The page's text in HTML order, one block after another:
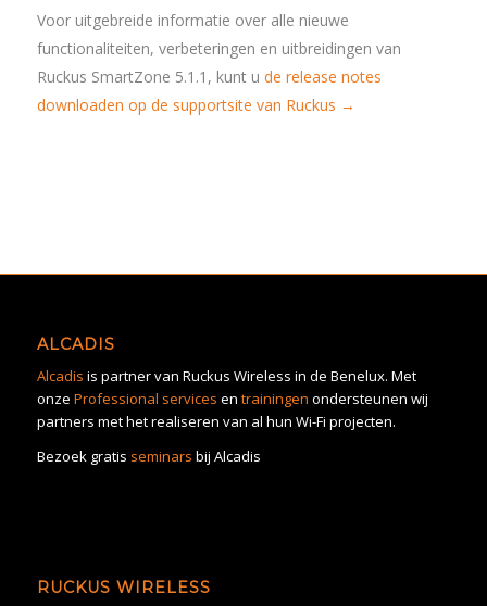
Voor uitgebreide informatie over alle nieuwe
functionaliteiten, verbeteringen en uitbreidingen van
Ruckus SmartZone 5.1.1, kunt u de release notes
downloaden op de supportsite van Ruckus →
ALCADIS
Alcadis is partner van Ruckus Wireless in de Benelux. Met
onze Professional services en trainingen ondersteunen wij
partners met het realiseren van al hun Wi-Fi projecten.
Bezoek gratis seminars bij Alcadis
RUCKUS WIRELESS